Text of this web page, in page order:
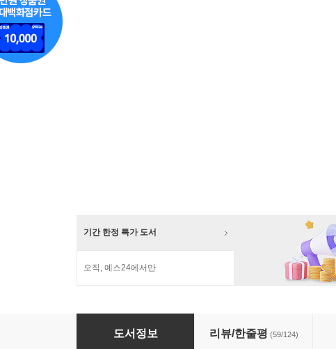
기간 한정 특가 도서
오직, 예스24에서만
슬램덩크 완전판 프리미엄 박스판 1~5 세트
도서정보 리뷰/한줄평 (59/124)